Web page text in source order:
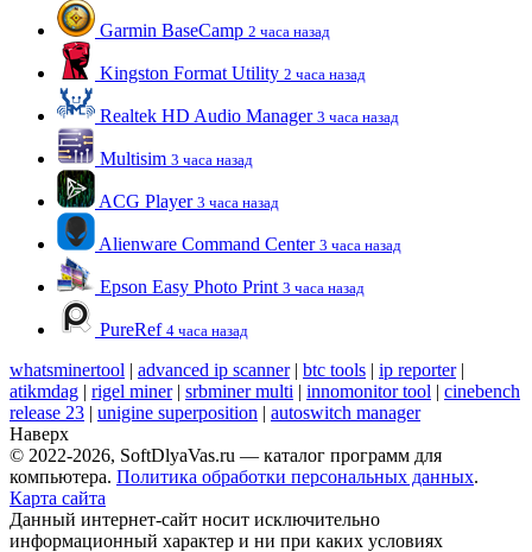
Garmin BaseCamp 2 часа назад
Kingston Format Utility 2 часа назад
Realtek HD Audio Manager 3 часа назад
Multisim 3 часа назад
ACG Player 3 часа назад
Alienware Command Center 3 часа назад
Epson Easy Photo Print 3 часа назад
PureRef 4 часа назад
whatsminertool | advanced ip scanner| btc tools | ip reporter|
atikmdag | rigel miner| srbminer multi | innomonitor tool | cinebench
release 23 | unigine superposition | autoswitch manager
Наверх
© 2022-2026, SoftDlyaVas.ru — каталог программ для
компьютера. Политика обработки персональных данных.
Карта сайта
Данный интернет-сайт носит исключительно
информационный характер и ни при каких условиях